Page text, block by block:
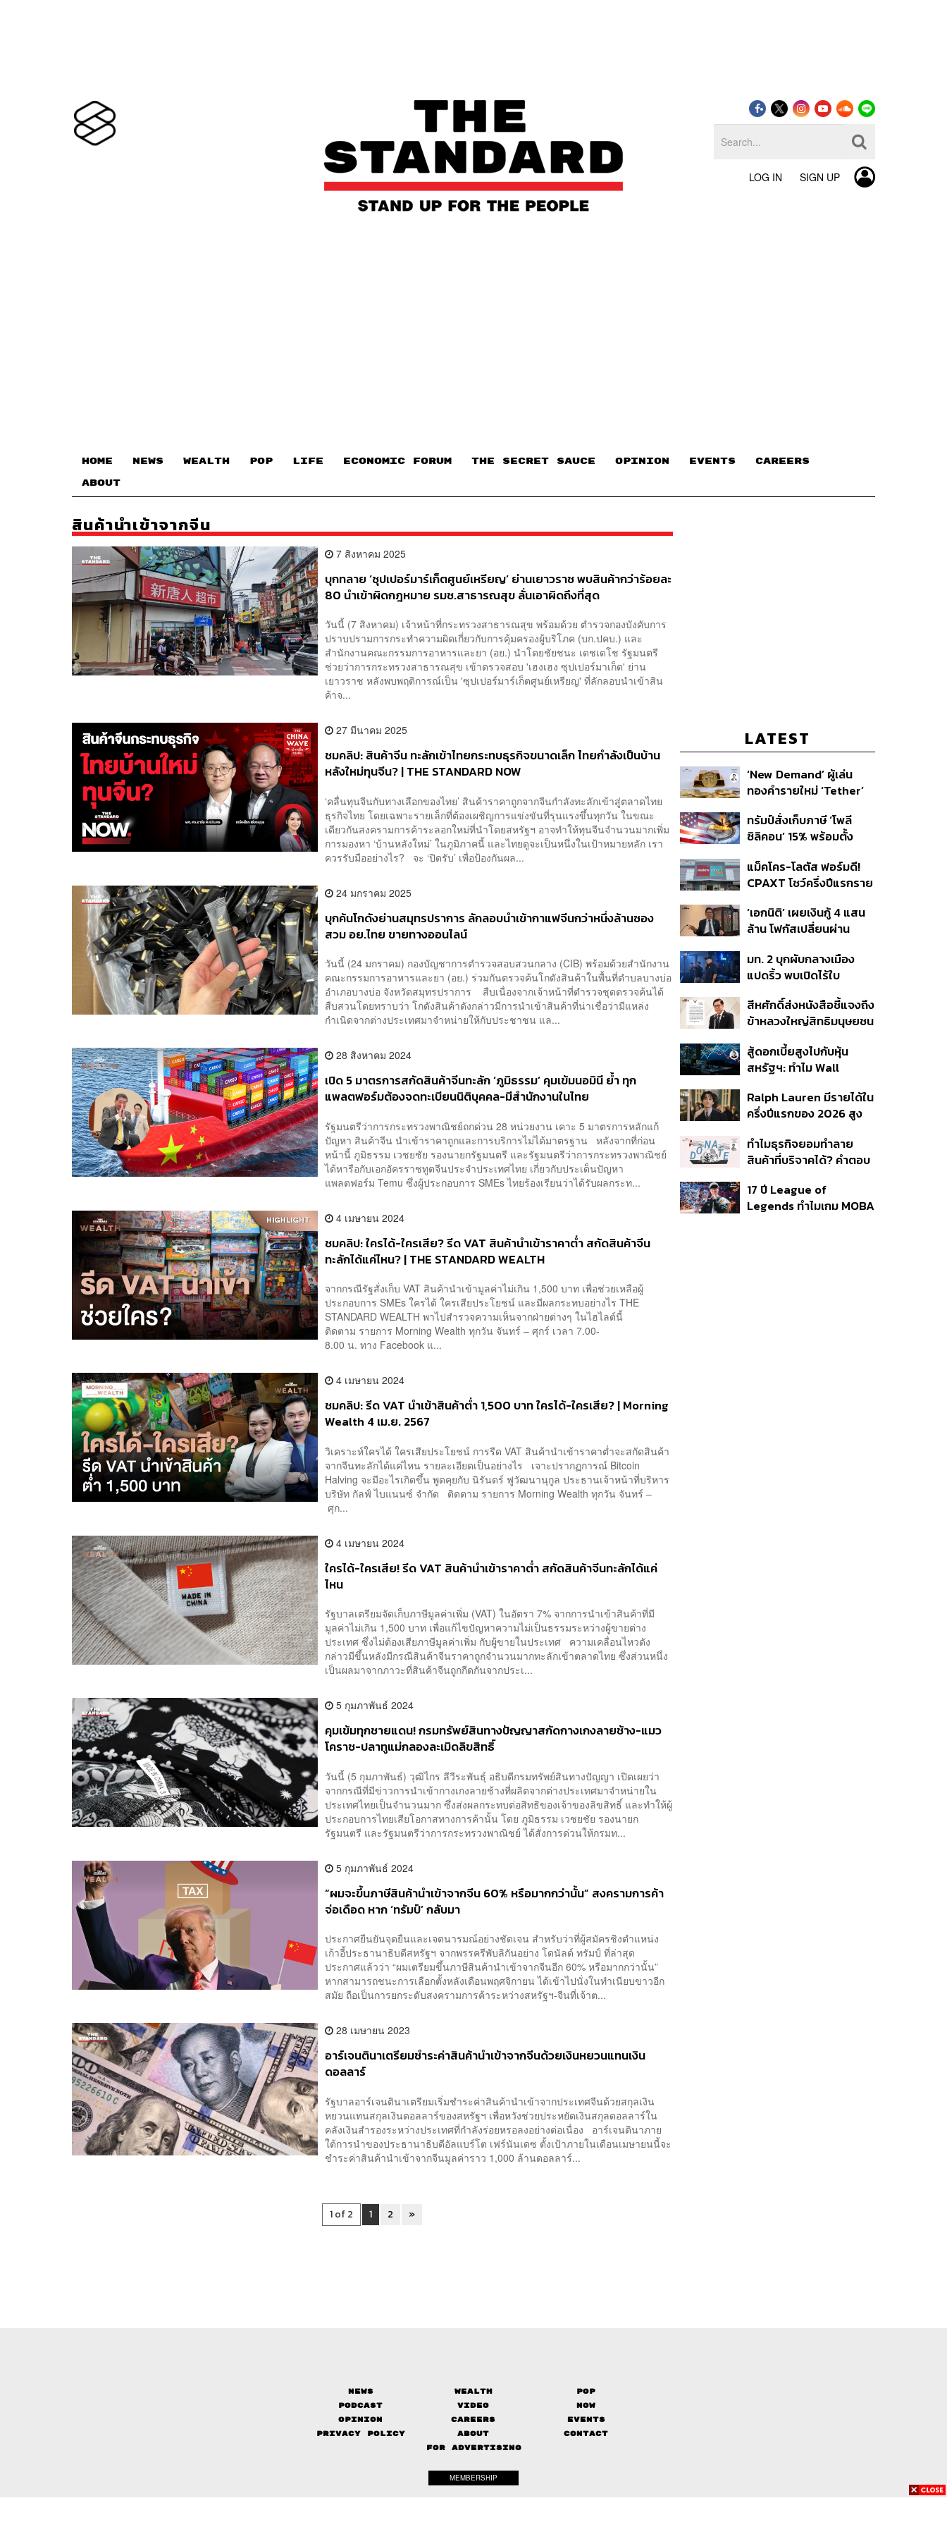
LOG IN SIGN UP
HOME NEWS WEALTH POP LIFE ECONOMIC FORUM THE SECRET SAUCE​ OPINION EVENTS CAREERS
ABOUT
สินค้านำเข้าจากจีน
7 สิงหาคม 2025
บุกทลาย ‘ซุปเปอร์มาร์เก็ตศูนย์เหรียญ’ ย่านเยาวราช พบสินค้ากว่าร้อยละ
80 นำเข้าผิดกฎหมาย รมช.สาธารณสุข ลั่นเอาผิดถึงที่สุด
วันนี้ (7 สิงหาคม) เจ้าหน้าที่กระทรวงสาธารณสุข พร้อมด้วย ตำรวจกองบังคับการ
ปราบปรามการกระทำความผิดเกี่ยวกับการคุ้มครองผู้บริโภค (บก.ปคบ.) และ
สำนักงานคณะกรรมการอาหารและยา (อย.) นำโดยชัยชนะ เดชเดโช รัฐมนตรี
ช่วยว่าการกระทรวงสาธารณสุข เข้าตรวจสอบ 'เฮงเฮง ซุปเปอร์มาเก็ต' ย่าน
เยาวราช หลังพบพฤติการณ์เป็น 'ซุปเปอร์มาร์เก็ตศูนย์เหรียญ' ที่ลักลอบนำเข้าสิน
ค้าจ...
27 มีนาคม 2025
ชมคลิป: สินค้าจีน ทะลักเข้าไทยกระทบธุรกิจขนาดเล็ก ไทยกำลังเป็นบ้าน
หลังใหม่ทุนจีน? | THE STANDARD NOW
‘คลื่นทุนจีนกับทางเลือกของไทย’ สินค้าราคาถูกจากจีนกำลังทะลักเข้าสู่ตลาดไทย
ธุรกิจไทย โดยเฉพาะรายเล็กที่ต้องเผชิญการแข่งขันที่รุนแรงขึ้นทุกวัน ในขณะ
เดียวกันสงครามการค้าระลอกใหม่ที่นำโดยสหรัฐฯ อาจทำให้ทุนจีนจำนวนมากเพิ่ม
การมองหา ‘บ้านหลังใหม่’ ในภูมิภาคนี้ และไทยดูจะเป็นหนึ่งในเป้าหมายหลัก เรา
ควรรับมืออย่างไร? จะ ‘ปิดรับ’ เพื่อป้องกันผล...
24 มกราคม 2025
บุกค้นโกดังย่านสมุทรปราการ ลักลอบนำเข้ากาแฟจีนกว่าหนึ่งล้านซอง
สวม อย.ไทย ขายทางออนไลน์
วันนี้ (24 มกราคม) กองบัญชาการตำรวจสอบสวนกลาง (CIB) พร้อมด้วยสำนักงาน
คณะกรรมการอาหารและยา (อย.) ร่วมกันตรวจค้นโกดังสินค้าในพื้นที่ตำบลบางบ่อ
อำเภอบางบ่อ จังหวัดสมุทรปราการ สืบเนื่องจากเจ้าหน้าที่ตำรวจชุดตรวจค้นได้
สืบสวนโดยทราบว่า โกดังสินค้าดังกล่าวมีการนำเข้าสินค้าที่น่าเชื่อว่ามีแหล่ง
กำเนิดจากต่างประเทศมาจำหน่ายให้กับประชาชน แล...
28 สิงหาคม 2024
เปิด 5 มาตรการสกัดสินค้าจีนทะลัก ‘ภูมิธรรม’ คุมเข้มนอมินี ย้ำ ทุก
แพลตฟอร์มต้องจดทะเบียนนิติบุคคล-มีสำนักงานในไทย
รัฐมนตรีว่าการกระทรวงพาณิชย์ถกด่วน 28 หน่วยงาน เคาะ 5 มาตรการหลักแก้
ปัญหา สินค้าจีน นำเข้าราคาถูกและการบริการไม่ได้มาตรฐาน หลังจากที่ก่อน
หน้านี้ ภูมิธรรม เวชยชัย รองนายกรัฐมนตรี และรัฐมนตรีว่าการกระทรวงพาณิชย์
ได้หารือกับเอกอัครราชทูตจีนประจำประเทศไทย เกี่ยวกับประเด็นปัญหา
แพลตฟอร์ม Temu ซึ่งผู้ประกอบการ SMEs ไทยร้องเรียนว่าได้รับผลกระท...
4 เมษายน 2024
ชมคลิป: ใครได้-ใครเสีย? รีด VAT สินค้านำเข้าราคาต่ำ สกัดสินค้าจีน
ทะลักได้แค่ไหน? | THE STANDARD WEALTH
จากกรณีรัฐสั่งเก็บ VAT สินค้านำเข้ามูลค่าไม่เกิน 1,500 บาท เพื่อช่วยเหลือผู้
ประกอบการ SMEs ใครได้ ใครเสียประโยชน์ และมีผลกระทบอย่างไร THE
STANDARD WEALTH พาไปสำรวจความเห็นจากฝ่ายต่างๆ ในไฮไลต์นี้
ติดตาม รายการ Morning Wealth ทุกวัน จันทร์ – ศุกร์ เวลา 7.00-
8.00 น. ทาง Facebook แ...
4 เมษายน 2024
ชมคลิป: รีด VAT นำเข้าสินค้าต่ำ 1,500 บาท ใครได้-ใครเสีย? | Morning
Wealth 4 เม.ย. 2567
วิเคราะห์ใครได้ ใครเสียประโยชน์ การรีด VAT สินค้านำเข้าราคาต่ำจะสกัดสินค้า
จากจีนทะลักได้แค่ไหน รายละเอียดเป็นอย่างไร เจาะปรากฏการณ์ Bitcoin
Halving จะมีอะไรเกิดขึ้น พูดคุยกับ นิรันดร์ ฟูวัฒนานุกูล ประธานเจ้าหน้าที่บริหาร
บริษัท กัลฟ์ ไบแนนซ์ จำกัด ติดตาม รายการ Morning Wealth ทุกวัน จันทร์ –
ศุก...
4 เมษายน 2024
ใครได้-ใครเสีย! รีด VAT สินค้านำเข้าราคาต่ำ สกัดสินค้าจีนทะลักได้แค่
ไหน
รัฐบาลเตรียมจัดเก็บภาษีมูลค่าเพิ่ม (VAT) ในอัตรา 7% จากการนำเข้าสินค้าที่มี
มูลค่าไม่เกิน 1,500 บาท เพื่อแก้ไขปัญหาความไม่เป็นธรรมระหว่างผู้ขายต่าง
ประเทศ ซึ่งไม่ต้องเสียภาษีมูลค่าเพิ่ม กับผู้ขายในประเทศ ความเคลื่อนไหวดัง
กล่าวมีขึ้นหลังมีกรณีสินค้าจีนราคาถูกจำนวนมากทะลักเข้าตลาดไทย ซึ่งส่วนหนึ่ง
เป็นผลมาจากภาวะที่สินค้าจีนถูกกีดกันจากประเ...
5 กุมภาพันธ์ 2024
คุมเข้มทุกชายแดน! กรมทรัพย์สินทางปัญญาสกัดกางเกงลายช้าง-แมว
โคราช-ปลาทูแม่กลองละเมิดลิขสิทธิ์
วันนี้ (5 กุมภาพันธ์) วุฒิไกร ลีวีระพันธุ์ อธิบดีกรมทรัพย์สินทางปัญญา เปิดเผยว่า
จากกรณีที่มีข่าวการนำเข้ากางเกงลายช้างที่ผลิตจากต่างประเทศมาจำหน่ายใน
ประเทศไทยเป็นจำนวนมาก ซึ่งส่งผลกระทบต่อสิทธิของเจ้าของลิขสิทธิ์ และทำให้ผู้
ประกอบการไทยเสียโอกาสทางการค้านั้น โดย ภูมิธรรม เวชยชัย รองนายก
รัฐมนตรี และรัฐมนตรีว่าการกระทรวงพาณิชย์ ได้สั่งการด่วนให้กรมท...
5 กุมภาพันธ์ 2024
“ผมจะขึ้นภาษีสินค้านำเข้าจากจีน 60% หรือมากกว่านั้น” สงครามการค้า
จ่อเดือด หาก ‘ทรัมป์’ กลับมา
ประกาศยืนยันจุดยืนและเจตนารมณ์อย่างชัดเจน สำหรับว่าที่ผู้สมัครชิงตำแหน่ง
เก้าอี้ประธานาธิบดีสหรัฐฯ จากพรรครีพับลิกันอย่าง โดนัลด์ ทรัมป์ ที่ล่าสุด
ประกาศแล้วว่า “ผมเตรียมขึ้นภาษีสินค้านำเข้าจากจีนอีก 60% หรือมากกว่านั้น”
หากสามารถชนะการเลือกตั้งหลังเดือนพฤศจิกายน ได้เข้าไปนั่งในทำเนียบขาวอีก
สมัย ถือเป็นการยกระดับสงครามการค้าระหว่างสหรัฐฯ-จีนที่เจ้าต...
28 เมษายน 2023
อาร์เจนตินาเตรียมชำระค่าสินค้านำเข้าจากจีนด้วยเงินหยวนแทนเงิน
ดอลลาร์
รัฐบาลอาร์เจนตินาเตรียมเริ่มชำระค่าสินค้านำเข้าจากประเทศจีนด้วยสกุลเงิน
หยวนแทนสกุลเงินดอลลาร์ของสหรัฐฯ เพื่อหวังช่วยประหยัดเงินสกุลดอลลาร์ใน
คลังเงินสำรองระหว่างประเทศที่กำลังร่อยหรอลงอย่างต่อเนื่อง อาร์เจนตินาภาย
ใต้การนำของประธานาธิบดีอัลแบร์โต เฟร์นันเดซ ตั้งเป้าภายในเดือนเมษายนนี้จะ
ชำระค่าสินค้านำเข้าจากจีนมูลค่าราว 1,000 ล้านดอลลาร์...
1 of 2 1 2 »
LATEST
‘New Demand’ ผู้เล่น
ทองคำรายใหม่ ‘Tether’
ทรัมป์สั่งเก็บภาษี ‘โพลี
ซิลิคอน’ 15% พร้อมตั้ง
แม็คโคร-โลตัส ฟอร์มดี!
CPAXT โชว์ครึ่งปีแรกราย
ปรับโฉมสาขาใหม่ดันพื้นที่
เช่าโต
‘เอกนิติ’ เผยเงินกู้ 4 แสน
ล้าน โฟกัสเปลี่ยนผ่าน
พลัส’ เฟส 2 รอประเมิน
ความเหมาะสม
มท. 2 บุกผับกลางเมือง
แปดริ้ว พบเปิดไร้ใบ
ใช้บริการ ฉี่ม่วง 32 ราย
จ่อปิด 5 ปี
สีหศักดิ์ส่งหนังสือชี้แจงถึง
ข้าหลวงใหญ่สิทธิมนุษยชน
เคลื่อน-ไม่เป็นธรรม’
สู้ดอกเบี้ยสูงไปกับหุ้น
สหรัฐฯ: ทำไม Wall
คิด?
Ralph Lauren มีรายได้ใน
ครึ่งปีแรกของ 2026 สูง
ทำไมธุรกิจยอมทำลาย
สินค้าที่บริจาคได้? คำตอบ
อยู่ที่ระบบภาษี
17 ปี League of
Legends ทำไมเกม MOBA
News Wealth
Pop
Podcast
Video
Now
Opinion
Careers
Events
Privacy Policy
About
Contact
FOR ADVERTISING
MEMBERSHIP